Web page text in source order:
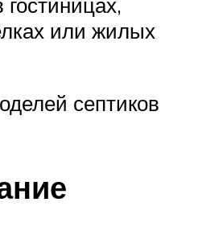
или жилых
септиков